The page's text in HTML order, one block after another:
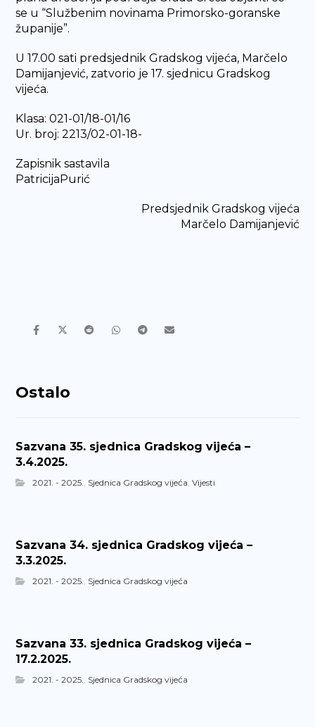
se u “Službenim novinama Primorsko-goranske
županije”.
U 17.00 sati predsjednik Gradskog vijeća, Marčelo
Damijanjević, zatvorio je 17. sjednicu Gradskog
vijeća.
Klasa: 021-01/18-01/16
Ur. broj: 2213/02-01-18-
Zapisnik sastavila
PatricijaPurić
Predsjednik Gradskog vijeća
Marčelo Damijanjević
Ostalo
Sazvana 35. sjednica Gradskog vijeća –
3.4.2025.
2021. - 2025., Sjednica Gradskog vijeća,Vijesti
Sazvana 34. sjednica Gradskog vijeća –
3.3.2025.
2021. - 2025., Sjednica Gradskog vijeća
Sazvana 33. sjednica Gradskog vijeća –
17.2.2025.
2021. - 2025., Sjednica Gradskog vijeća